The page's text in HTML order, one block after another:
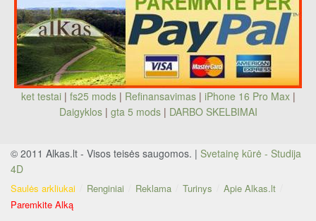
ket testai | fs25 mods| Refinansavimas| iPhone 16 Pro Max|
Daigyklos| gta 5 mods | DARBO SKELBIMAI
© 2011 Alkas.lt - Visos teisės saugomos. | Svetainę kūrė - Studija
4D
Saulės arkliukai Renginiai Reklama Turinys
Apie Alkas.lt
Paremkite Alką